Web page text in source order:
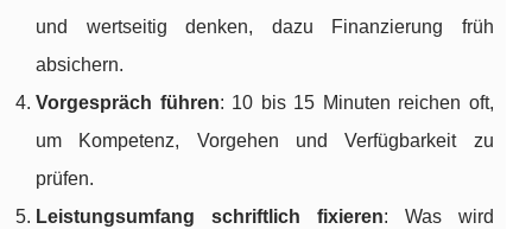
und wertseitig denken, dazu Finanzierung früh
absichern.
Vorgespräch führen: 10 bis 15 Minuten reichen oft,
um Kompetenz, Vorgehen und Verfügbarkeit zu
prüfen.
Leistungsumfang schriftlich fixieren: Was wird